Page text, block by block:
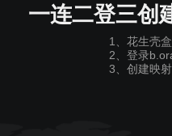
一连二登三创
1、花生壳
2、登录
3、创建映